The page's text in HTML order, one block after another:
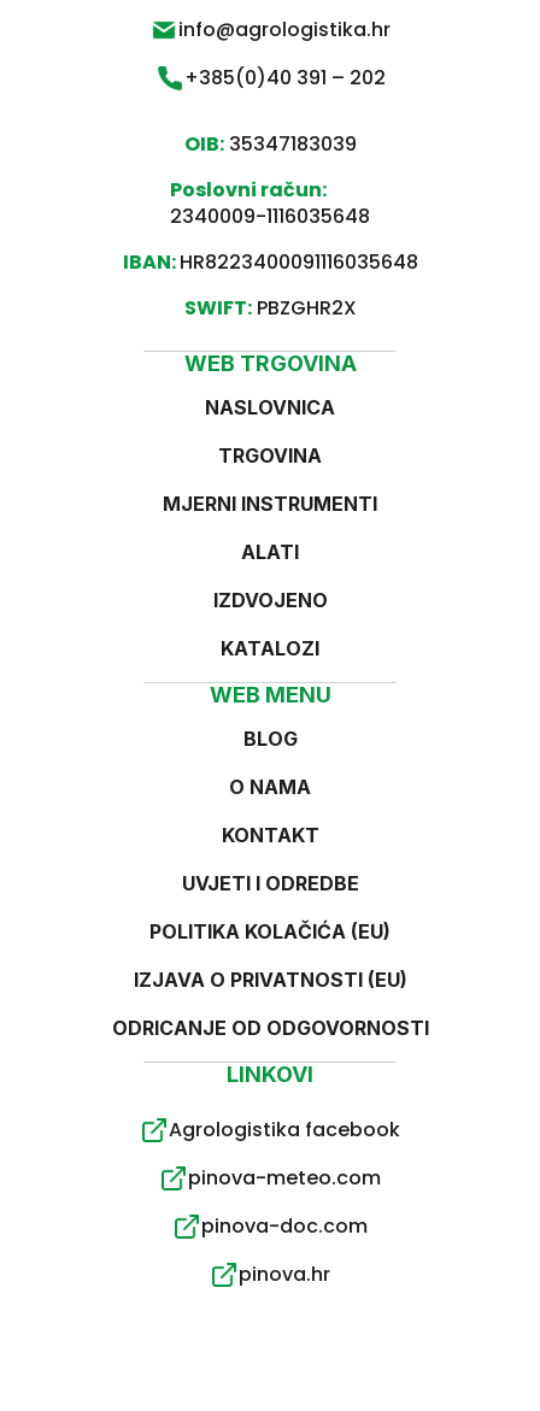
info@agrologistika.hr
+385(0)40 391 – 202
OIB:35347183039
Poslovni račun:
2340009-1116035648
IBAN:HR8223400091116035648
SWIFT:PBZGHR2X
LINKOVI
Agrologistika facebook
pinova-meteo.com
pinova-doc.com
pinova.hr
WEB TRGOVINA
NASLOVNICA
TRGOVINA
MJERNI INSTRUMENTI
ALATI
IZDVOJENO
KATALOZI
WEB MENU
BLOG
O NAMA
KONTAKT
UVJETI I ODREDBE
POLITIKA KOLAČIĆA (EU)
IZJAVA O PRIVATNOSTI (EU)
ODRICANJE OD ODGOVORNOSTI